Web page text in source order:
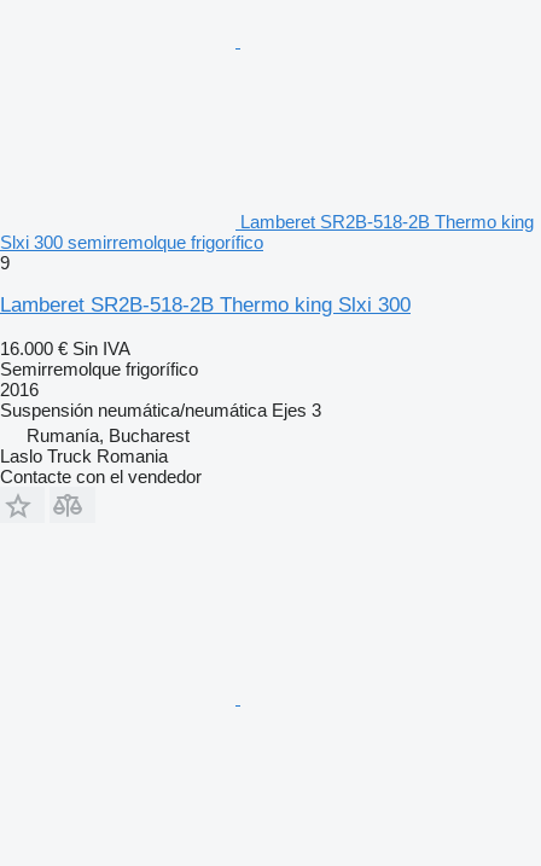
Lamberet SR2B-518-2B Thermo king
Slxi 300 semirremolque frigorífico
9
Lamberet SR2B-518-2B Thermo king Slxi 300
16.000 € Sin IVA
Semirremolque frigorífico
2016
Suspensión neumática/neumática Ejes 3
Rumanía, Bucharest
Laslo Truck Romania
Contacte con el vendedor